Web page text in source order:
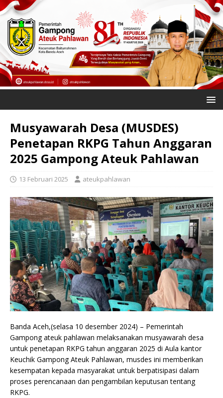
Musyawarah Desa (MUSDES)
Penetapan RKPG Tahun Anggaran
2025 Gampong Ateuk Pahlawan
13 Februari 2025 ateukpahlawan
Banda Aceh,(selasa 10 desember 2024) – Pemerintah
Gampong ateuk pahlawan melaksanakan musyawarah desa
untuk penetapan RKPG tahun anggaran 2025 di Aula kantor
Keuchik Gampong Ateuk Pahlawan, musdes ini memberikan
kesempatan kepada masyarakat untuk berpatisipasi dalam
proses perencanaan dan pengambilan keputusan tentang
RKPG.